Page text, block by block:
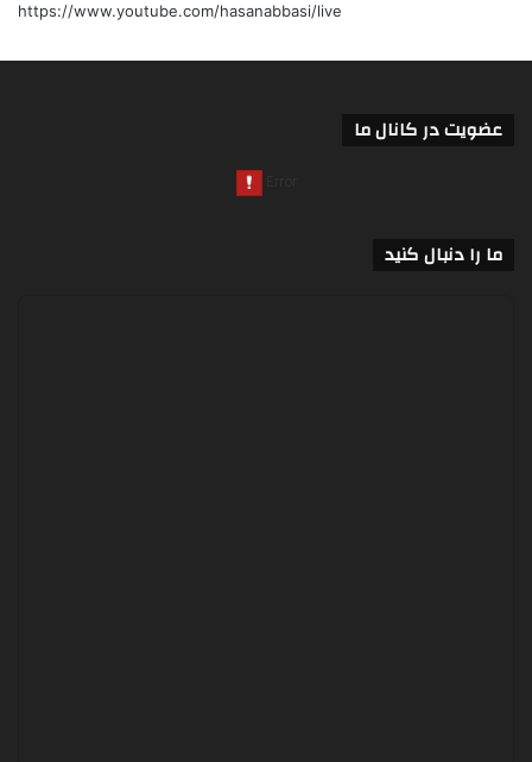
https://www.youtube.com/hasanabbasi/live
عضویت در کانال ما
ما را دنبال کنید